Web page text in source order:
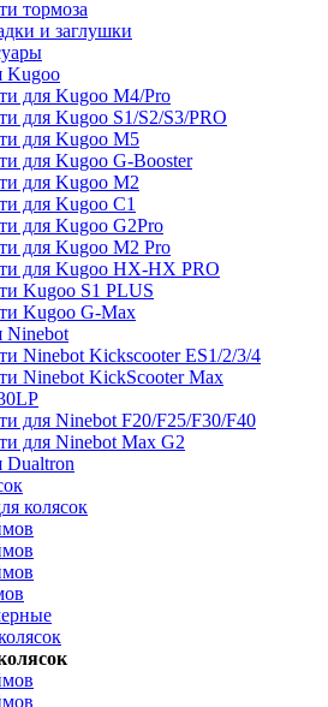
тормоза
и заглушки
Kugoo
для Kugoo M4/Pro
для Kugoo S1/S2/S3/PRO
для Kugoo M5
для Kugoo G-Booster
для Kugoo M2
для Kugoo C1
для Kugoo G2Pro
для Kugoo M2 Pro
для Kugoo HX-HX PRO
Kugoo S1 PLUS
Kugoo G-Max
Ninebot
Ninebot Kickscooter ES1/2/3/4
Ninebot KickScooter Max
для Ninebot F20/F25/F30/F40
для Ninebot Max G2
Dualtron
колясок